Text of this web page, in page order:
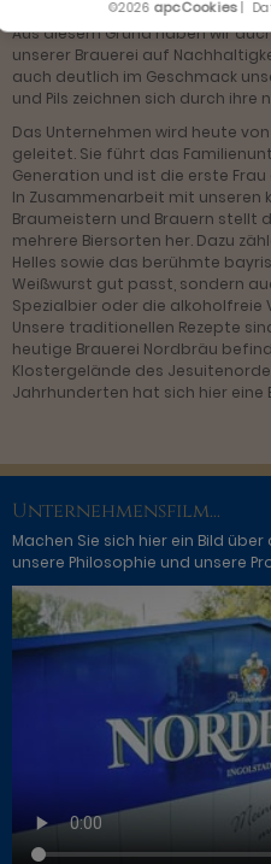
einzusetzen. Eine intakte Natur
Aus diesem Grund haben wir
unserer Brauerei auf
auch deutlich im Geschmack
und Pils zeichnen sich durch ihre
Das Unternehmen wird heute
geleitet. Sie führt das
Generation und ist die erste
In Zusammenarbeit mit
Braumeistern und Brauern stellt
mehrere Biersorten her. Dazu
Helles sowie das berühmte
Weißwurst gut passt, sondern
Spezialbier oder die alkoholfreie
Unsere traditionellen Rezepte
heutige Brauerei Nordbräu
Klostergelände des
Jahrhunderten hat sich hier eine
Unternehmensfilm...
Machen Sie sich hier ein Bild
unsere Philosophie und unsere
©2026 apcCookies|